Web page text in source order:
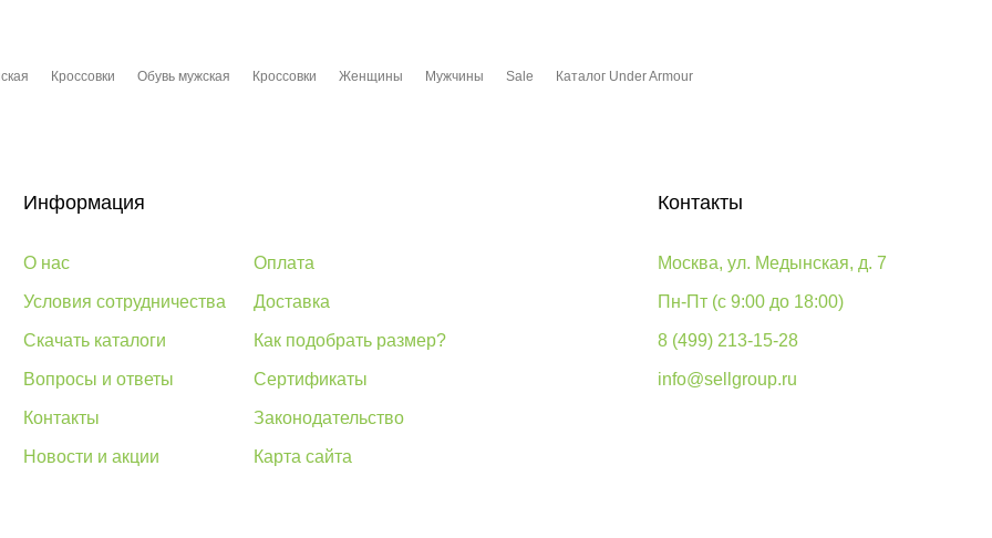
Кроссовки Обувь мужская Кроссовки Женщины Мужчины Sale Каталог Under Armour
Информация
О нас
Условия сотрудничества
Скачать каталоги
Вопросы и ответы
Контакты
Новости и акции
Оплата
Доставка
Как подобрать размер?
Сертификаты
Законодательство
Карта сайта
Контакты
Москва, ул. Медынская, д. 7
Пн-Пт (с 9:00 до 18:00)
8 (499) 213-15-28
info@sellgroup.ru